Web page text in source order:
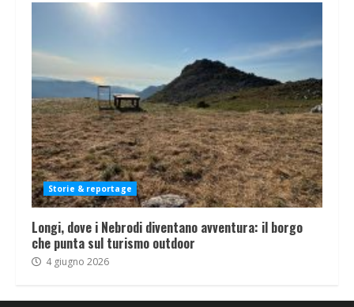
Storie & reportage
Longi, dove i Nebrodi diventano avventura: il borgo
che punta sul turismo outdoor
4 giugno 2026